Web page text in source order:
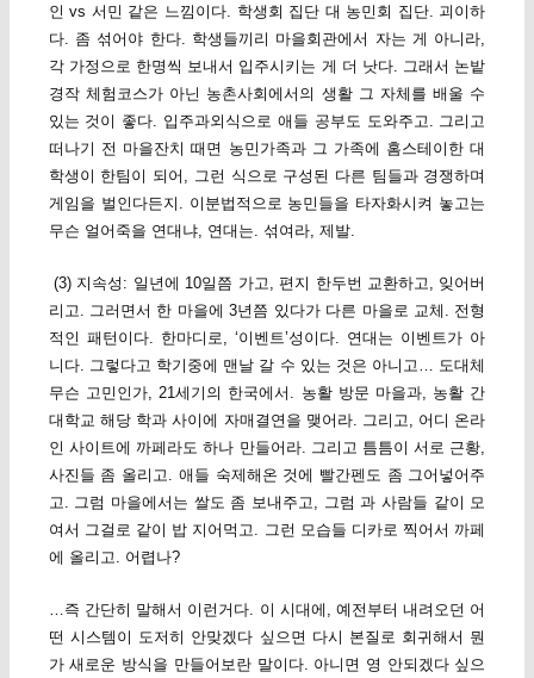
인 vs 서민 같은 느낌이다. 학생회 집단 대 농민회 집단. 괴이하
다. 좀 섞어야 한다. 학생들끼리 마을회관에서 자는 게 아니라,
각 가정으로 한명씩 보내서 입주시키는 게 더 낫다. 그래서 논밭
경작 체험코스가 아닌 농촌사회에서의 생활 그 자체를 배울 수
있는 것이 좋다. 입주과외식으로 애들 공부도 도와주고. 그리고
떠나기 전 마을잔치 때면 농민가족과 그 가족에 홈스테이한 대
학생이 한팀이 되어, 그런 식으로 구성된 다른 팀들과 경쟁하며
게임을 벌인다든지. 이분법적으로 농민들을 타자화시켜 놓고는
무슨 얼어죽을 연대냐, 연대는. 섞여라, 제발.
(3) 지속성: 일년에 10일쯤 가고, 편지 한두번 교환하고, 잊어버
리고. 그러면서 한 마을에 3년쯤 있다가 다른 마을로 교체. 전형
적인 패턴이다. 한마디로, ‘이벤트’성이다. 연대는 이벤트가 아
니다. 그렇다고 학기중에 맨날 갈 수 있는 것은 아니고… 도대체
무슨 고민인가, 21세기의 한국에서. 농활 방문 마을과, 농활 간
대학교 해당 학과 사이에 자매결연을 맺어라. 그리고, 어디 온라
인 사이트에 까페라도 하나 만들어라. 그리고 틈틈이 서로 근황,
사진들 좀 올리고. 애들 숙제해온 것에 빨간펜도 좀 그어넣어주
고. 그럼 마을에서는 쌀도 좀 보내주고, 그럼 과 사람들 같이 모
여서 그걸로 같이 밥 지어먹고. 그런 모습들 디카로 찍어서 까페
에 올리고. 어렵나?
…즉 간단히 말해서 이런거다. 이 시대에, 예전부터 내려오던 어
떤 시스템이 도저히 안맞겠다 싶으면 다시 본질로 회귀해서 뭔
가 새로운 방식을 만들어보란 말이다. 아니면 영 안되겠다 싶으